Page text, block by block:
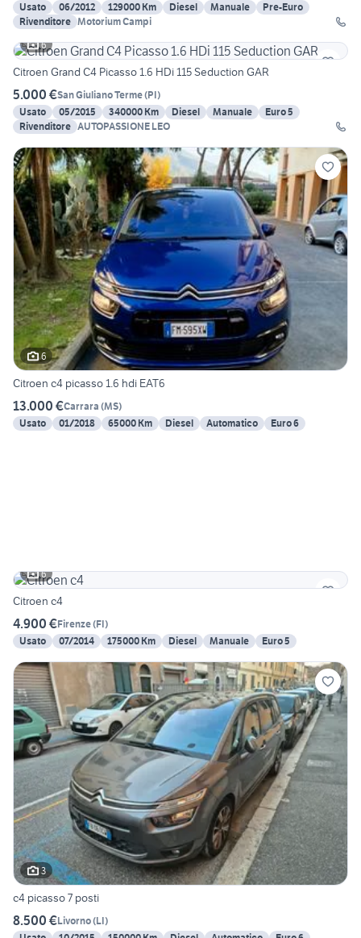
Usato
06/2012 129000 Km Diesel Manuale
Pre-Euro
Rivenditore Motorium Campi
6
Citroen Grand C4 Picasso 1.6 HDi 115 Seduction GAR
5.000 €San Giuliano Terme(PI)
Usato
05/2015 340000 Km Diesel Manuale
Euro 5
Rivenditore AUTOPASSIONE LEO
6
Citroen c4 picasso 1.6 hdi EAT6
13.000 €Carrara (MS)
Usato
01/2018 65000 Km Diesel Automatico Euro 6
6
Citroen c4
4.900 €Firenze(FI)
Usato
07/2014 175000 Km Diesel Manuale Euro 5
3
c4 picasso 7 posti
8.500 €Livorno(LI)